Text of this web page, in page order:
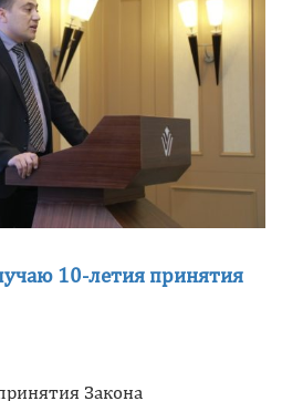
10-летия принятия
Закона